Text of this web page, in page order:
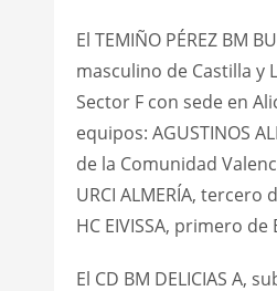
El TEMIÑO PÉREZ BM
masculino de Castilla y
Sector F con sede en
equipos: AGUSTINOS
de la Comunidad
URCI ALMERÍA, tercero
HC EIVISSA, primero de
El CD BM DELICIAS A,